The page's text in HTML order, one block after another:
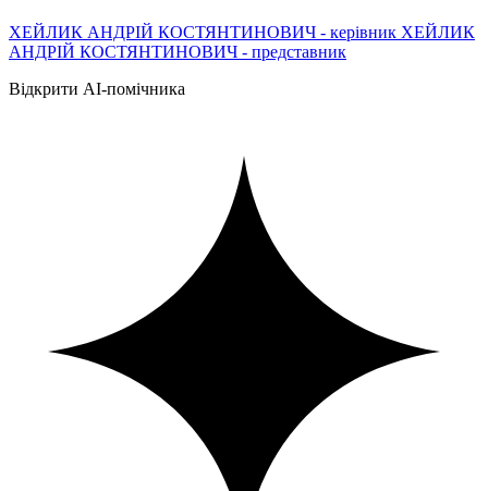
ХЕЙЛИК АНДРІЙ КОСТЯНТИНОВИЧ - керівник ХЕЙЛИК
АНДРІЙ КОСТЯНТИНОВИЧ - представник
Відкрити AI-помічника